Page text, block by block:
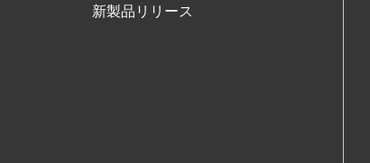
新製品リリース